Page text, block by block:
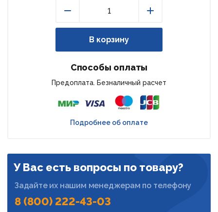
В корзину
Способы оплаты
Предоплата. Безналичный расчет
Подробнее об оплате
У Вас есть вопросы по товару?
Задайте их нашим менеджерам по телефону
8 (800) 222-43-03